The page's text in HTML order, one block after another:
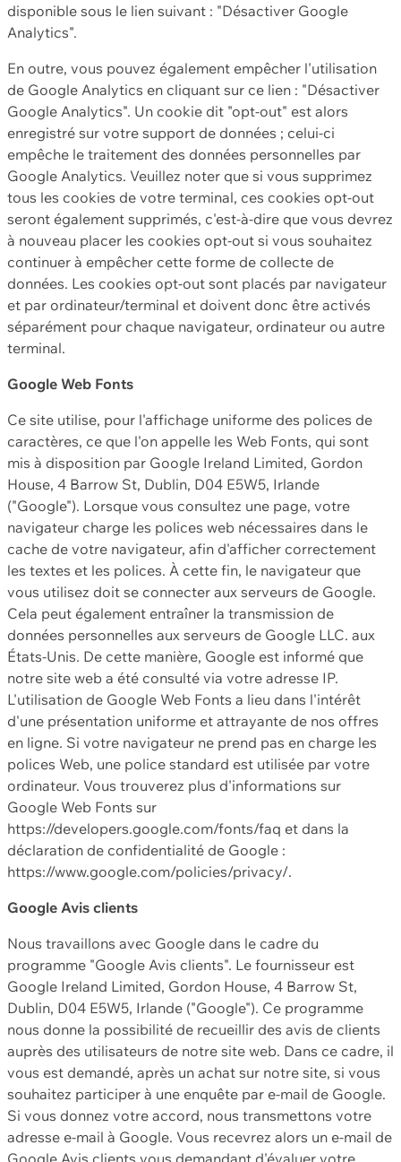
disponible sous le lien suivant : "Désactiver Google
Analytics".
En outre, vous pouvez également empêcher l'utilisation
de Google Analytics en cliquant sur ce lien : "Désactiver
Google Analytics". Un cookie dit "opt-out" est alors
enregistré sur votre support de données ; celui-ci
empêche le traitement des données personnelles par
Google Analytics. Veuillez noter que si vous supprimez
tous les cookies de votre terminal, ces cookies opt-out
seront également supprimés, c'est-à-dire que vous devrez
à nouveau placer les cookies opt-out si vous souhaitez
continuer à empêcher cette forme de collecte de
données. Les cookies opt-out sont placés par navigateur
et par ordinateur/terminal et doivent donc être activés
séparément pour chaque navigateur, ordinateur ou autre
terminal.
Google Web Fonts
Ce site utilise, pour l'affichage uniforme des polices de
caractères, ce que l'on appelle les Web Fonts, qui sont
mis à disposition par Google Ireland Limited, Gordon
House, 4 Barrow St, Dublin, D04 E5W5, Irlande
("Google"). Lorsque vous consultez une page, votre
navigateur charge les polices web nécessaires dans le
cache de votre navigateur, afin d'afficher correctement
les textes et les polices. À cette fin, le navigateur que
vous utilisez doit se connecter aux serveurs de Google.
Cela peut également entraîner la transmission de
données personnelles aux serveurs de Google LLC. aux
États-Unis. De cette manière, Google est informé que
notre site web a été consulté via votre adresse IP.
L'utilisation de Google Web Fonts a lieu dans l'intérêt
d'une présentation uniforme et attrayante de nos offres
en ligne. Si votre navigateur ne prend pas en charge les
polices Web, une police standard est utilisée par votre
ordinateur. Vous trouverez plus d'informations sur
Google Web Fonts sur
https://developers.google.com/fonts/faq et dans la
déclaration de confidentialité de Google :
https://www.google.com/policies/privacy/.
Google Avis clients
Nous travaillons avec Google dans le cadre du
programme "Google Avis clients". Le fournisseur est
Google Ireland Limited, Gordon House, 4 Barrow St,
Dublin, D04 E5W5, Irlande ("Google"). Ce programme
nous donne la possibilité de recueillir des avis de clients
auprès des utilisateurs de notre site web. Dans ce cadre, il
vous est demandé, après un achat sur notre site, si vous
souhaitez participer à une enquête par e-mail de Google.
Si vous donnez votre accord, nous transmettons votre
adresse e-mail à Google. Vous recevrez alors un e-mail de